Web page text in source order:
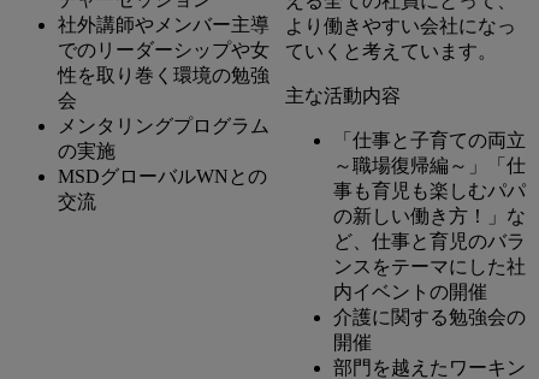
社外講師やメンバー主導
でのリーダーシップや女
性を取り巻く環境の勉強
会
メンタリングプログラム
の実施
MSDグローバルWNとの
交流
より働きやすい会社になっ
ていくと考えています。
主な活動内容
「仕事と子育ての両立
～職場復帰編～」「仕
事も育児も楽しむパパ
の新しい働き方！」な
ど、仕事と育児のバラ
ンスをテーマにした社
内イベントの開催
介護に関する勉強会の
開催
部門を越えたワーキン